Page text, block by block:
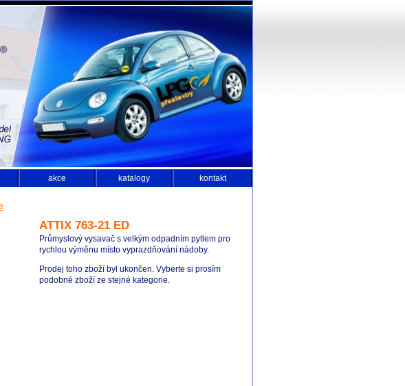
akce katalogy kontakt
ATTIX 763-21 ED
Průmyslový vysavač s velkým odpadním pytlem pro
rychlou výměnu místo vyprazdňování nádoby.
Prodej toho zboží byl ukončen. Vyberte si prosím
podobné zboží ze stejné kategorie.